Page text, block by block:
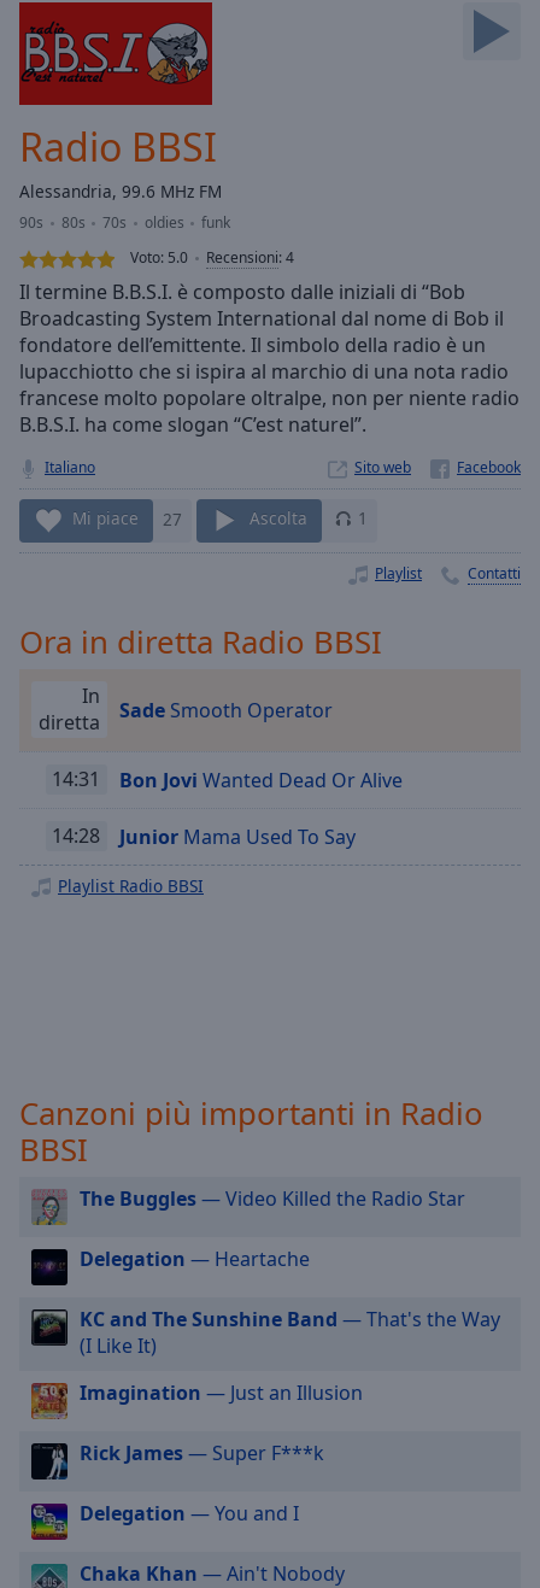
Skip
Forward
Mute
Loaded:
0.00%
Stream
Type
LIVE
Seek to
live,
currently
behind
liveLIVE
Remaining
Time-
Playback
Rate
Chapters
Descriptions
off,
Subtitles
subtitles
selected
Audio
Picture-
Picture
Fullscreen
This
modal
window.
Beginning
dialog
window.
Escape
Radio BBSI
Alessandria, 99.6 MHz FM
90s 80s 70s oldies
funk
Voto: 5.0 Recensioni:4
Il termine B.B.S.I. è composto dalle iniziali di “Bob
Broadcasting System International dal nome di Bob il
fondatore dell’emittente. Il simbolo della radio è un
lupacchiotto che si ispira al marchio di una nota radio
francese molto popolare oltralpe, non per niente radio
B.B.S.I. ha come slogan “C’est naturel”.
Italiano Sito web
Mi piace 27 Ascolta 1
Playlist Contatti
Ora in diretta Radio BBSI
In
diretta
Sade Smooth Operator
14:31 Bon Jovi Wanted Dead Or Alive
14:28 Junior Mama Used To Say
Playlist Radio BBSI
Canzoni più importanti in Radio
BBSI
The Buggles— Video Killed the Radio Star
Delegation — Heartache
KC and The Sunshine Band — That's the Way
(I Like It)
Imagination — Just an Illusion
Rick James— Super F***k
Delegation — You and I
Chaka Khan — Ain't Nobody